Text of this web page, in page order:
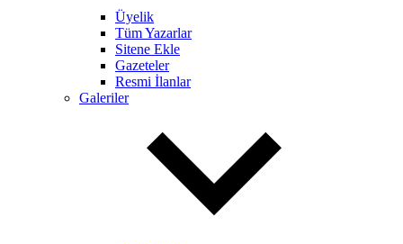
Üyelik
Tüm Yazarlar
Sitene Ekle
Gazeteler
Resmi İlanlar
Galeriler